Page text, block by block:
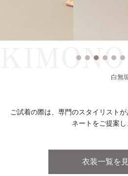
KIMONO
白無
ご試着の際は、専門のスタイリスト
ネートをご提案し
衣装一覧を